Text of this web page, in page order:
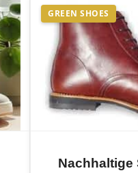
GREEN SHOES
Nachhaltige